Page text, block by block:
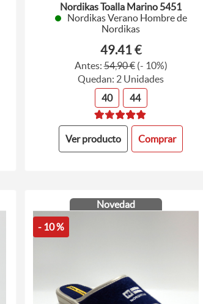
Nordikas Toalla Marino 5451
Nordikas Verano Hombre de
Nordikas
49.41 €
Antes:54,90 €(- 10%)
Quedan: 2 Unidades
40
44
Ver producto Comprar
Novedad
- 10 %